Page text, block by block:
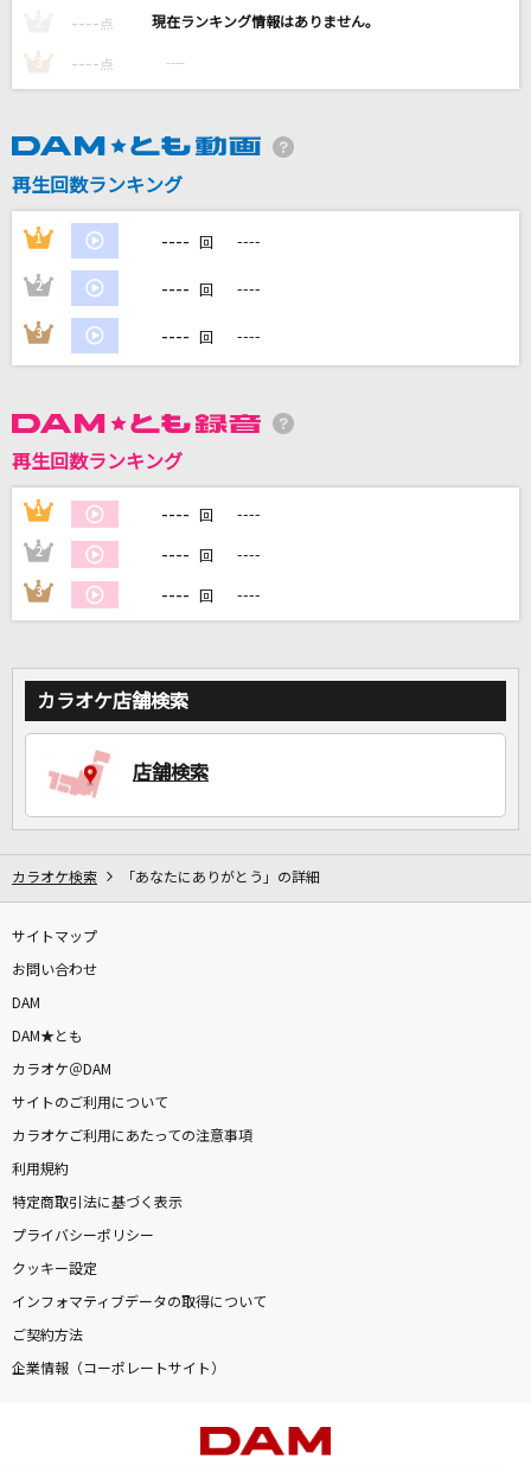
ロストワンの号哭
SEKAI NO OWARI(世界の終わり)
カラオケ最新情報をチェック！
---- 点 ----
3 ---- 点 ----
再生回数ランキング
1 ---- 回 ----
2 ---- 回 ----
3 ---- 回 ----
再生回数ランキング
1 ---- 回 ----
2 ---- 回 ----
3 ---- 回 ----
カラオケ店舗検索
店舗検索
カラオケ検索 「あなたにありがとう」の詳細
サイトマップ
お問い合わせ
DAM
DAM★とも
カラオケ＠DAM
サイトのご利用について
カラオケご利用にあたっての注意事項
利用規約
特定商取引法に基づく表示
プライバシーポリシー
クッキー設定
インフォマティブデータの取得について
ご契約方法
企業情報（コーポレートサイト）